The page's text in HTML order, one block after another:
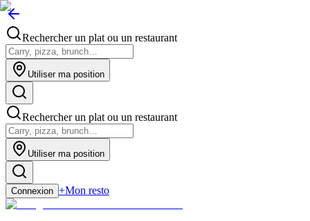
Rechercher un plat ou un restaurant
Utiliser ma position
Rechercher un plat ou un restaurant
Utiliser ma position
Connexion +Mon resto